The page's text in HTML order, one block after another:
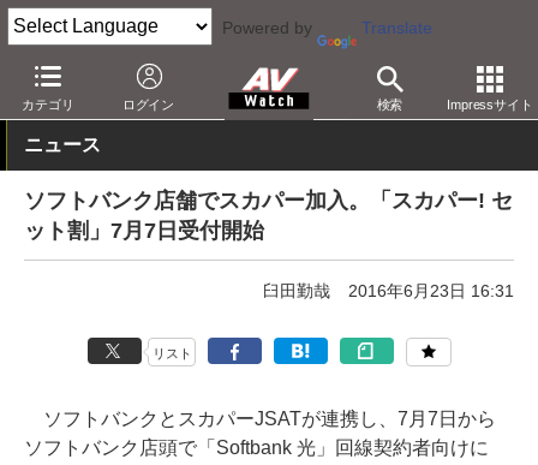
Powered by Translate
カテゴリ ログイン 検索 Impressサイト
AV Watch コンテンツ・サービス 放送
ニュース
ソフトバンク店舗でスカパー加入。「スカパー! セ
ット割」7月7日受付開始
臼田勤哉 2016年6月23日 16:31
リスト
ソフトバンクとスカパーJSATが連携し、7月7日から
ソフトバンク店頭で「Softbank 光」回線契約者向けに